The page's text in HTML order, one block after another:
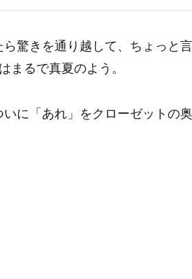
驚きを通り越して、ちょっと
るで真夏のよう。
に「あれ」をクローゼットの